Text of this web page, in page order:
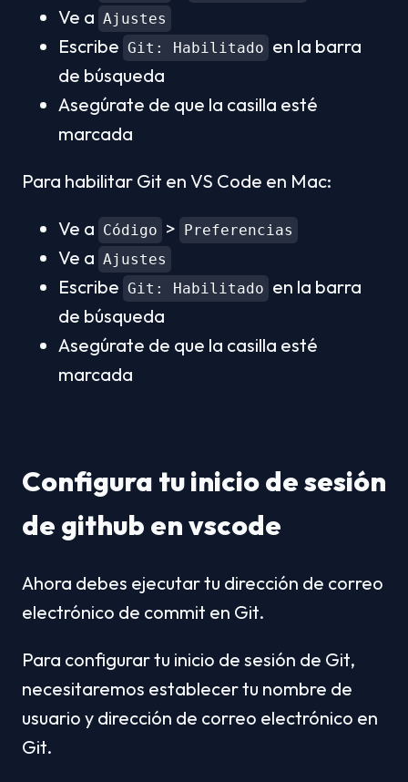
Ve a Ajustes
Escribe Git: Habilitado en la barra
de búsqueda
Asegúrate de que la casilla esté
marcada
Para habilitar Git en VS Code en Mac:
Ve a Código > Preferencias
Ve a Ajustes
Escribe Git: Habilitado en la barra
de búsqueda
Asegúrate de que la casilla esté
marcada
Configura tu inicio de sesión
de github en vscode
Ahora debes ejecutar tu dirección de correo
electrónico de commit en Git.
Para configurar tu inicio de sesión de Git,
necesitaremos establecer tu nombre de
usuario y dirección de correo electrónico en
Git.